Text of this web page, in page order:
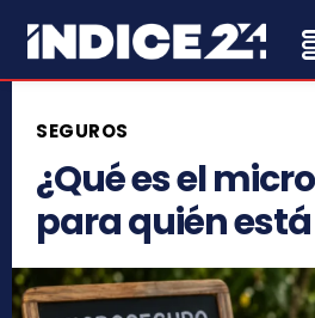
SEGUROS
¿Qué es el
para quién